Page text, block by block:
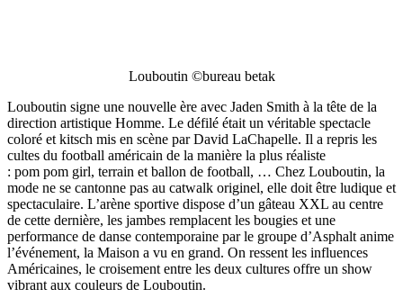
Louboutin ©bureau betak
Louboutin signe une nouvelle ère avec Jaden Smith à la tête de la
direction artistique Homme. Le défilé était un véritable spectacle
coloré et kitsch mis en scène par David LaChapelle. Il a repris les
cultes du football américain de la manière la plus réaliste
: pom pom girl, terrain et ballon de football, … Chez Louboutin, la
mode ne se cantonne pas au catwalk originel, elle doit être ludique et
spectaculaire. L’arène sportive dispose d’un gâteau XXL au centre
de cette dernière, les jambes remplacent les bougies et une
performance de danse contemporaine par le groupe d’Asphalt anime
l’événement, la Maison a vu en grand. On ressent les influences
Américaines, le croisement entre les deux cultures offre un show
vibrant aux couleurs de Louboutin.